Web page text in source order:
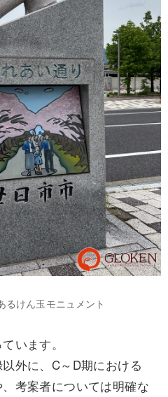
るけん玉モニュメント
います。
外に、C～D期における
考案者については明確な